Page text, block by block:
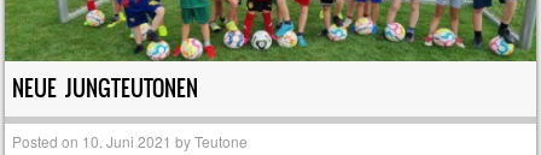
NEUE JUNGTEUTONEN
Posted on 10. Juni 2021 byTeutone